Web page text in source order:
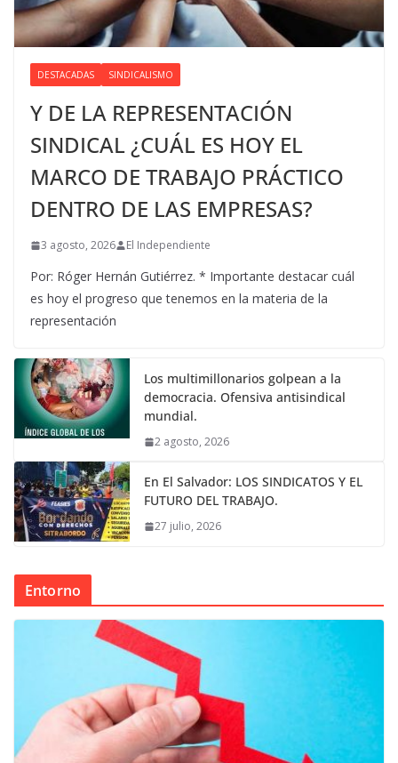
DESTACADAS SINDICALISMO
Y DE LA REPRESENTACIÓN
SINDICAL ¿CUÁL ES HOY EL
MARCO DE TRABAJO PRÁCTICO
DENTRO DE LAS EMPRESAS?
3 agosto, 2026 El Independiente
Por: Róger Hernán Gutiérrez. * Importante destacar cuál
es hoy el progreso que tenemos en la materia de la
representación
Los multimillonarios golpean a la
democracia. Ofensiva antisindical
mundial.
2 agosto, 2026
En El Salvador: LOS SINDICATOS Y EL
FUTURO DEL TRABAJO.
27 julio, 2026
Entorno